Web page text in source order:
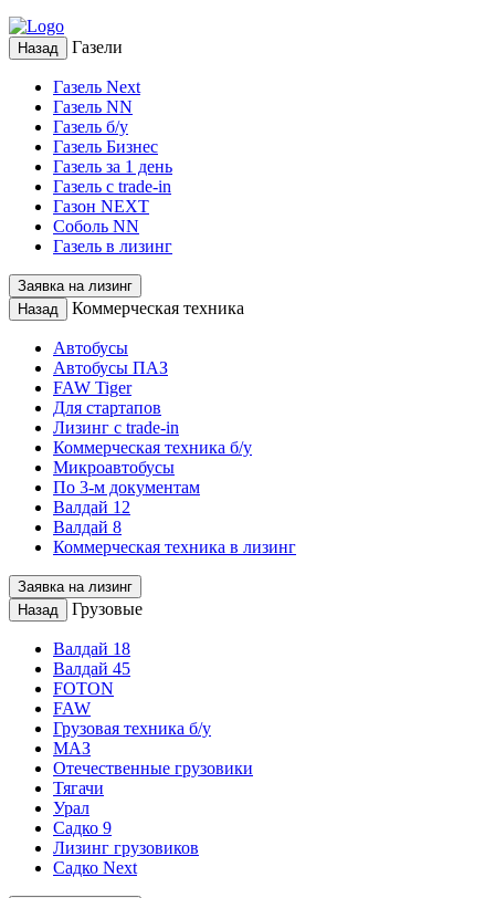
Назад Газели
Газель Next
Газель NN
Газель б/у
Газель Бизнес
Газель за 1 день
Газель с trade-in
Газон NEXT
Соболь NN
Газель в лизинг
Заявка на лизинг
Назад
Коммерческая техника
Автобусы
Автобусы ПАЗ
FAW Tiger
Для стартапов
Лизинг с trade-in
Коммерческая техника б/у
Микроавтобусы
По 3-м документам
Валдай 12
Валдай 8
Коммерческая техника в лизинг
Заявка на лизинг
Назад
Грузовые
Валдай 18
Валдай 45
FOTON
FAW
Грузовая техника б/у
МАЗ
Отечественные грузовики
Тягачи
Урал
Садко 9
Лизинг грузовиков
Садко Next